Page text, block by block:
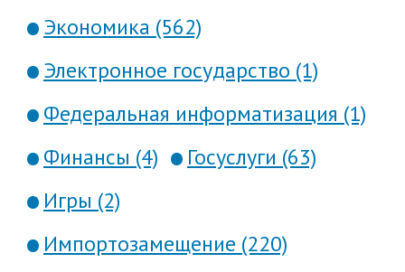
Экономика (562)
Электронное государство (1)
Федеральная информатизация (1)
Финансы (4)
Госуслуги (63)
Игры (2)
Импортозамещение (220)